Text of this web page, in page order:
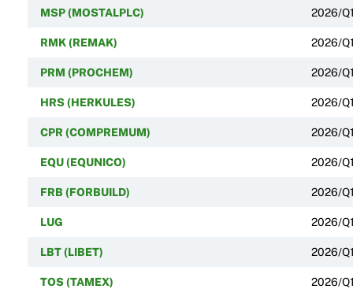
MSP (MOSTALPLC) 2026/Q1
RMK (REMAK) 2026/Q1
PRM (PROCHEM) 2026/Q1
HRS (HERKULES) 2026/Q1
CPR (COMPREMUM) 2026/Q1
EQU (EQUNICO) 2026/Q1
FRB (FORBUILD) 2026/Q1
LUG 2026/Q1
LBT (LIBET) 2026/Q1
TOS (TAMEX) 2026/Q1